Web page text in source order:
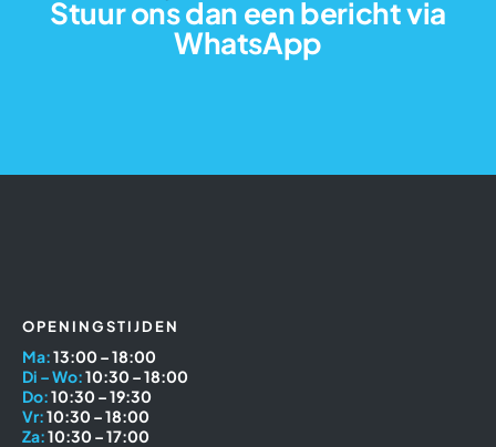
Stuur ons dan een bericht via
WhatsApp
OPENINGSTIJDEN
Ma:13:00 – 18:00
Di – Wo:10:30 – 18:00
Do:10:30 – 19:30
Vr:10:30 – 18:00
Za:10:30 – 17:00